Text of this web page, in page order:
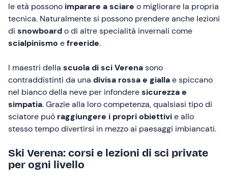
le età possono imparare a sciare o migliorare la propria
tecnica. Naturalmente si possono prendere anche lezioni
di snowboardo di altre specialità invernali come
scialpinismo efreeride.
I maestri della scuola di sci Verenasono
contraddistinti da una divisa rossa e giallae spiccano
nel bianco della neve per infonderesicurezza e
simpatia. Grazie alla loro competenza, qualsiasi tipo di
sciatore può raggiungere i propri obiettivie allo
stesso tempo divertirsi in mezzo ai paesaggi imbiancati.
Ski Verena: corsi e lezioni di sci private
per ogni livello